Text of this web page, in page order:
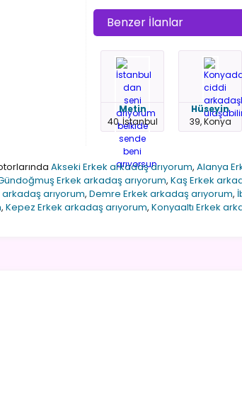
Benzer İlanlar
Metin
40, İstanbul
Hüseyin
39, Konya
Akseki Erkek arkadaş arıyorum, Alanya
Erkek arkadaş arıyorum, Kaş Erkek
arkadaş arıyorum, Demre Erkek arkadaş arıyorum,
, Kepez Erkek arkadaş arıyorum, Konyaaltı Erkek